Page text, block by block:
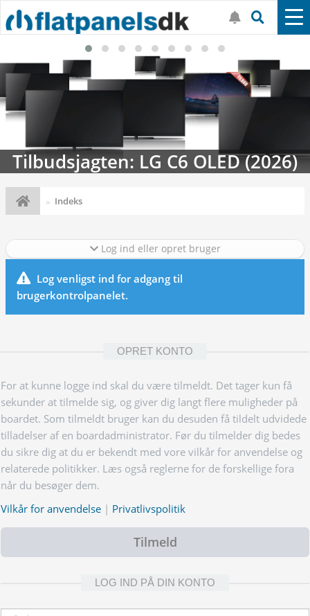
Tilbudsjagten: LG C6 OLED (2026)
Indeks
Log ind eller opret bruger
Log venligst ind for adgang til
brugerkontrolpanelet.
OPRET KONTO
For at kunne logge ind skal du være tilmeldt. Det tager kun få
sekunder at tilmelde sig, og giver dig langt flere muligheder på
boardet. Som tilmeldt bruger kan du desuden få tildelt udvidede
tilladelser af en boardadministrator. Før du tilmelder dig bedes
du sikre dig at du er bekendt med vore vilkår for anvendelse og
relaterede politikker. Læs også reglerne for de forskellige fora
når du besøger dem.
Vilkår for anvendelse | Privatlivspolitik
Tilmeld
LOG IND PÅ DIN KONTO